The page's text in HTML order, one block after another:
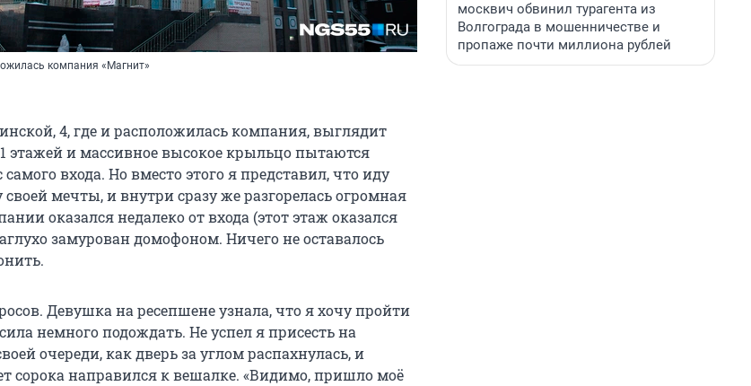
компания «Магнит»
4, где и расположилась компания, выглядит
этажей и массивное высокое крыльцо пытаются
входа. Но вместо этого я представил, что иду
своей мечты, и внутри сразу же разгорелась огромная
оказался недалеко от входа (этот этаж оказался
замурован домофоном. Ничего не оставалось
Девушка на ресепшене узнала, что я хочу пройти
немного подождать. Не успел я присесть на
очереди, как дверь за углом распахнулась, и
сорока направился к вешалке. «Видимо, пришло моё
москвич обвинил турагента из
Волгограда в мошенничестве и
пропаже почти миллиона рублей